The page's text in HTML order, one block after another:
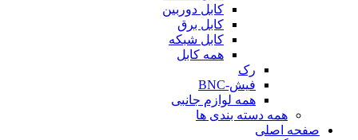
کابل دوربین
کابل برق
کابل شبکه
همه کابل
رک
فیش-BNC
همه لوازم جانبی
همه دسته بندی ها
صفحه اصلی